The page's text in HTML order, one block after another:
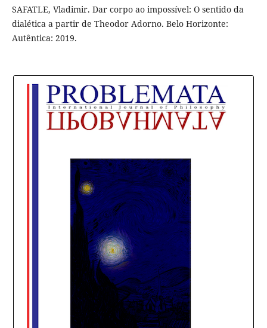
SAFATLE, Vladimir. Dar corpo ao impossível: O sentido da
dialética a partir de Theodor Adorno. Belo Horizonte:
Autêntica: 2019.